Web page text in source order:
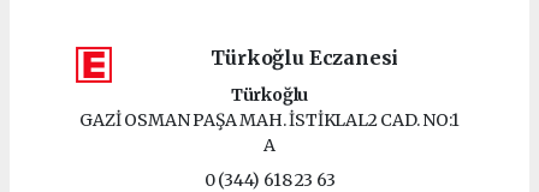
Türkoğlu Eczanesi
Türkoğlu
GAZİ OSMAN PAŞA MAH. İSTİKLAL2 CAD. NO:1
A
0 (344) 618 23 63